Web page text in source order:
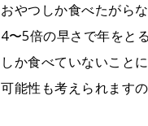
おやつしか食べたがら
4〜5倍の早さで年をと
しか食べていないこと
可能性も考えられます